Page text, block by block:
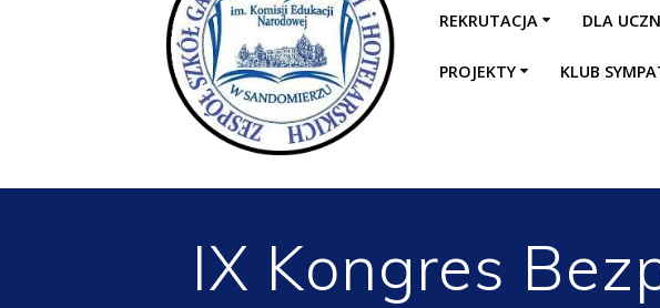
REKRUTACJA DLA
PROJEKTY KLUB
IX Kongres